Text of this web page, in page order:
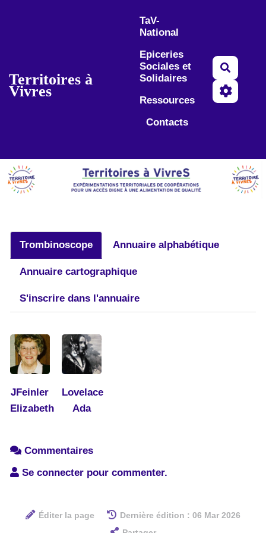
Territoires à
Vivres
TaV-
National
Epiceries
Sociales et
Solidaires
Ressources
Contacts
Trombinoscope Annuaire alphabétique
Annuaire cartographique
S'inscrire dans l'annuaire
JFeinler
Elizabeth
Lovelace
Ada
Commentaires
Se connecter pour commenter.
Éditer la page
Dernière édition : 06 Mar 2026